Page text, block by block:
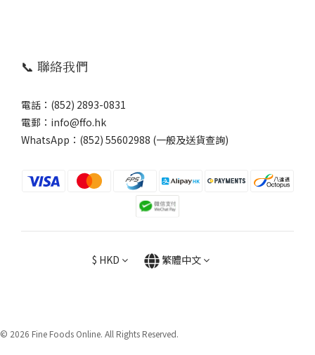
📞 聯絡我們
電話：(852) 2893-0831
電郵：info@ffo.hk
WhatsApp： (852) 55602988 (一般及送貨查詢)
$ HKD 繁體中文
© 2026 Fine Foods Online. All Rights Reserved.